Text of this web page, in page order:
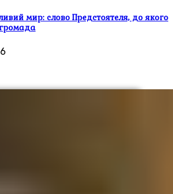
мир: слово Предстоятеля, до якого